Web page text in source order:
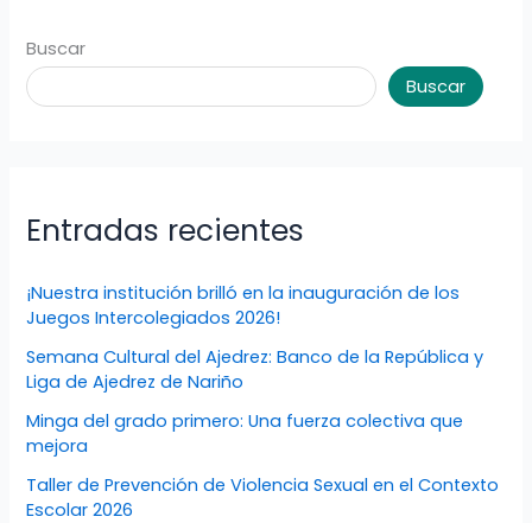
Buscar
Buscar
Entradas recientes
¡Nuestra institución brilló en la inauguración de los
Juegos Intercolegiados 2026!
Semana Cultural del Ajedrez: Banco de la República y
Liga de Ajedrez de Nariño
Minga del grado primero: Una fuerza colectiva que
mejora
Taller de Prevención de Violencia Sexual en el Contexto
Escolar 2026